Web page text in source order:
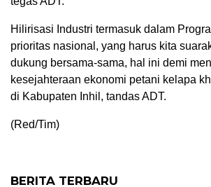
Hilirisasi Industri termasuk dalam
prioritas nasional, yang harus kita
dukung bersama-sama, hal ini demi
kesejahteraan ekonomi petani kelapa
di Kabupaten Inhil, tandas ADT.
(Red/Tim)
BERITA TERBARU